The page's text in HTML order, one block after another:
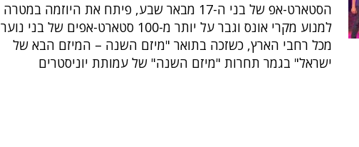
הסטארט-אפ של בני ה-17 מבאר שבע, פיתח את היוזמה במטרה
למנוע מקרי אונס וגבר על יותר מ-100 סטארט-אפים של בני נוער
מכל רחבי הארץ, כשזכה בתואר "מיזם השנה – המיזם הבא של
ישראל" בגמר תחרות "מיזם השנה" של עמותת יוניסטרים